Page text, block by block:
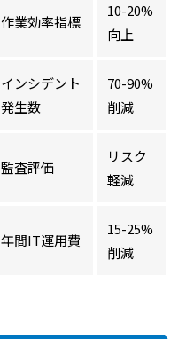
作業効率指標
10-20%
向上
インシデント
発生数
70-90%
削減
監査評価
リスク
軽減
年間IT運用費
15-25%
削減